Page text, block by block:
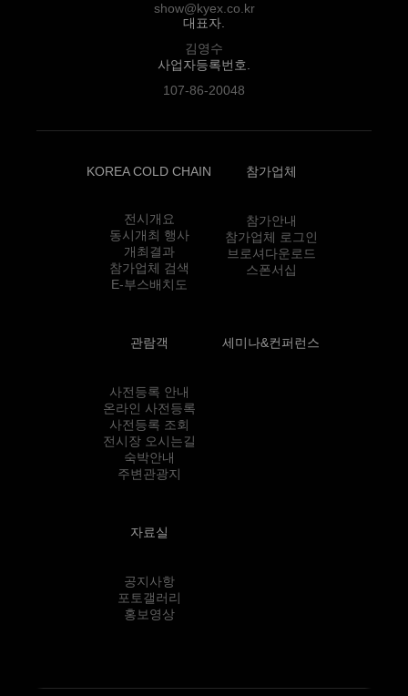
show@kyex.co.kr
대표자.
김영수
사업자등록번호.
107-86-20048
KOREA COLD CHAIN
전시개요
동시개최 행사
개최결과
참가업체 검색
E-부스배치도
참가업체
참가안내
참가업체 로그인
브로셔다운로드
스폰서십
관람객
사전등록 안내
온라인 사전등록
사전등록 조회
전시장 오시는길
숙박안내
주변관광지
세미나&컨퍼런스
자료실
공지사항
포토갤러리
홍보영상